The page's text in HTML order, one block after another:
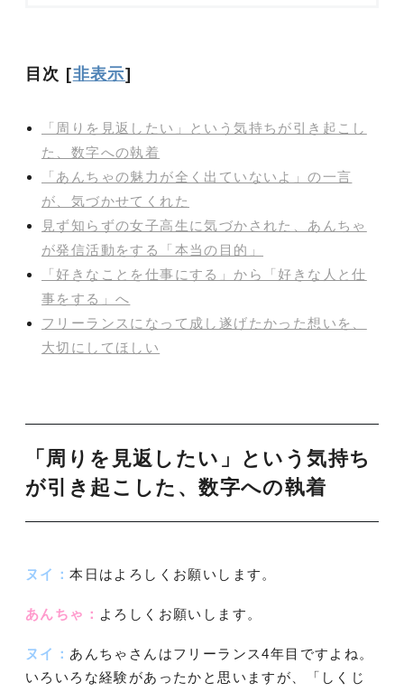
目次 [非表示]
「周りを見返したい」という気持ちが引き起こし
た、数字への執着
「あんちゃの魅力が全く出ていないよ」の一言
が、気づかせてくれた
見ず知らずの女子高生に気づかされた、あんちゃ
が発信活動をする「本当の目的」
「好きなことを仕事にする」から「好きな人と仕
事をする」へ
フリーランスになって成し遂げたかった想いを、
大切にしてほしい
「周りを見返したい」という気持ち
が引き起こした、数字への執着
ヌイ：本日はよろしくお願いします。
あんちゃ： よろしくお願いします。
ヌイ： あんちゃさんはフリーランス4年目ですよね。
いろいろな経験があったかと思いますが、「しくじ